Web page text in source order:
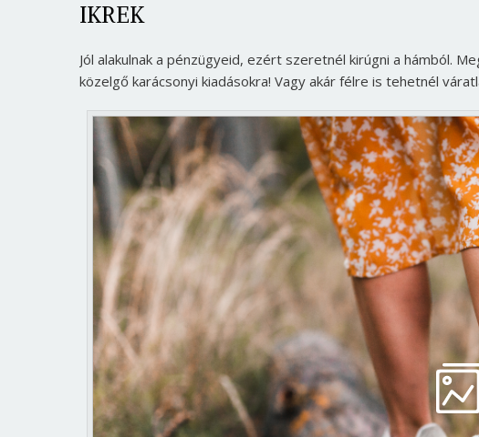
IKREK
Jól alakulnak a pénzügyeid, ezért szeretnél kirúgni a hámból.
közelgő karácsonyi kiadásokra! Vagy akár félre is tehetnél